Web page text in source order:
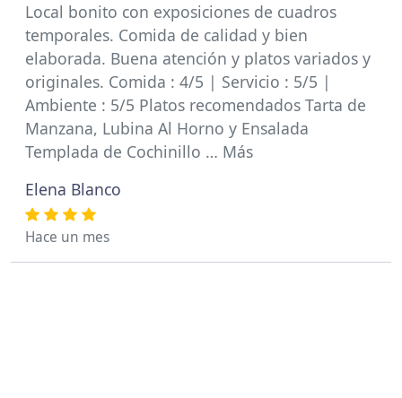
Local bonito con exposiciones de cuadros
temporales. Comida de calidad y bien
elaborada. Buena atención y platos variados y
originales. Comida : 4/5 | Servicio : 5/5 |
Ambiente : 5/5 Platos recomendados Tarta de
Manzana, Lubina Al Horno y Ensalada
Templada de Cochinillo … Más
Elena Blanco
Hace un mes